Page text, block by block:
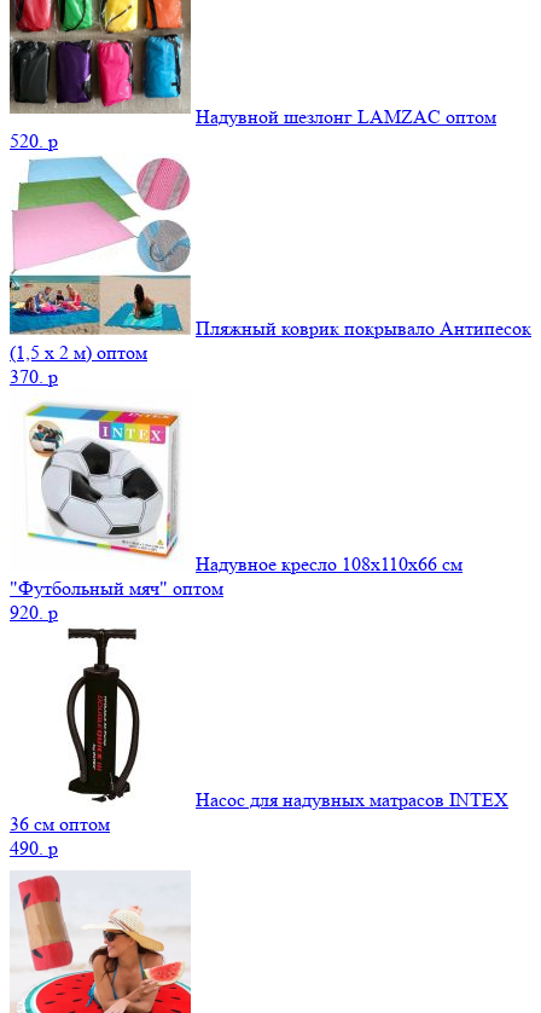
Надувной шезлонг LAMZAC оптом
520. p
Пляжный коврик покрывало Антипесок
(1,5 х 2 м) оптом
370. p
Надувное кресло 108х110х66 см
"Футбольный мяч" оптом
920. p
Насос для надувных матрасов INTEX
36 см оптом
490. p